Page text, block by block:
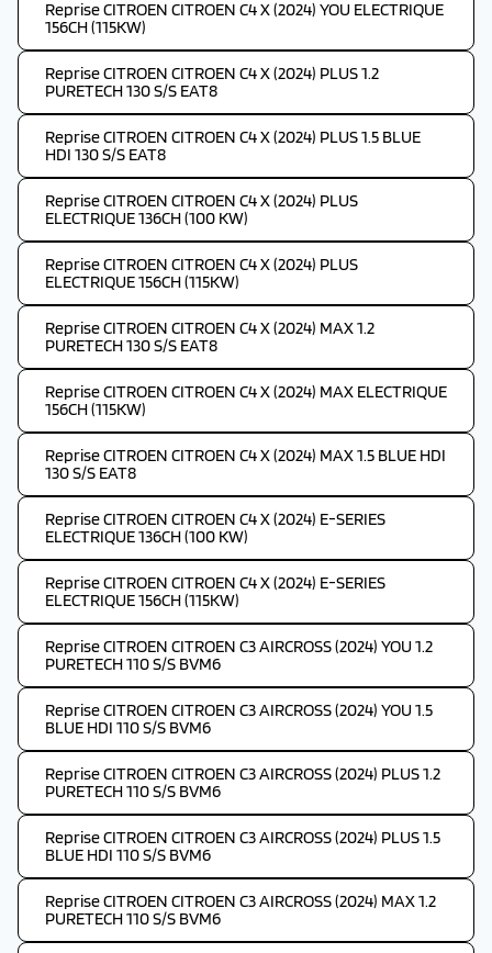
Reprise CITROEN CITROEN C4 X (2024) YOU ELECTRIQUE
156CH (115KW)
Reprise CITROEN CITROEN C4 X (2024) PLUS 1.2
PURETECH 130 S/S EAT8
Reprise CITROEN CITROEN C4 X (2024) PLUS 1.5 BLUE
HDI 130 S/S EAT8
Reprise CITROEN CITROEN C4 X (2024) PLUS
ELECTRIQUE 136CH (100 KW)
Reprise CITROEN CITROEN C4 X (2024) PLUS
ELECTRIQUE 156CH (115KW)
Reprise CITROEN CITROEN C4 X (2024) MAX 1.2
PURETECH 130 S/S EAT8
Reprise CITROEN CITROEN C4 X (2024) MAX ELECTRIQUE
156CH (115KW)
Reprise CITROEN CITROEN C4 X (2024) MAX 1.5 BLUE HDI
130 S/S EAT8
Reprise CITROEN CITROEN C4 X (2024) E-SERIES
ELECTRIQUE 136CH (100 KW)
Reprise CITROEN CITROEN C4 X (2024) E-SERIES
ELECTRIQUE 156CH (115KW)
Reprise CITROEN CITROEN C3 AIRCROSS (2024) YOU 1.2
PURETECH 110 S/S BVM6
Reprise CITROEN CITROEN C3 AIRCROSS (2024) YOU 1.5
BLUE HDI 110 S/S BVM6
Reprise CITROEN CITROEN C3 AIRCROSS (2024) PLUS 1.2
PURETECH 110 S/S BVM6
Reprise CITROEN CITROEN C3 AIRCROSS (2024) PLUS 1.5
BLUE HDI 110 S/S BVM6
Reprise CITROEN CITROEN C3 AIRCROSS (2024) MAX 1.2
PURETECH 110 S/S BVM6